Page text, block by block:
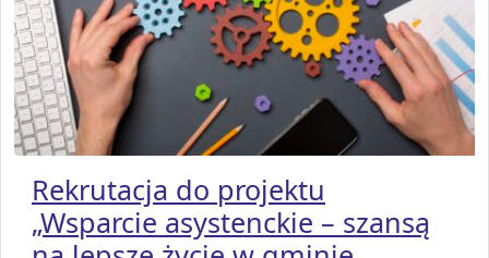
Rekrutacja do projektu
„Wsparcie asystenckie – szansą